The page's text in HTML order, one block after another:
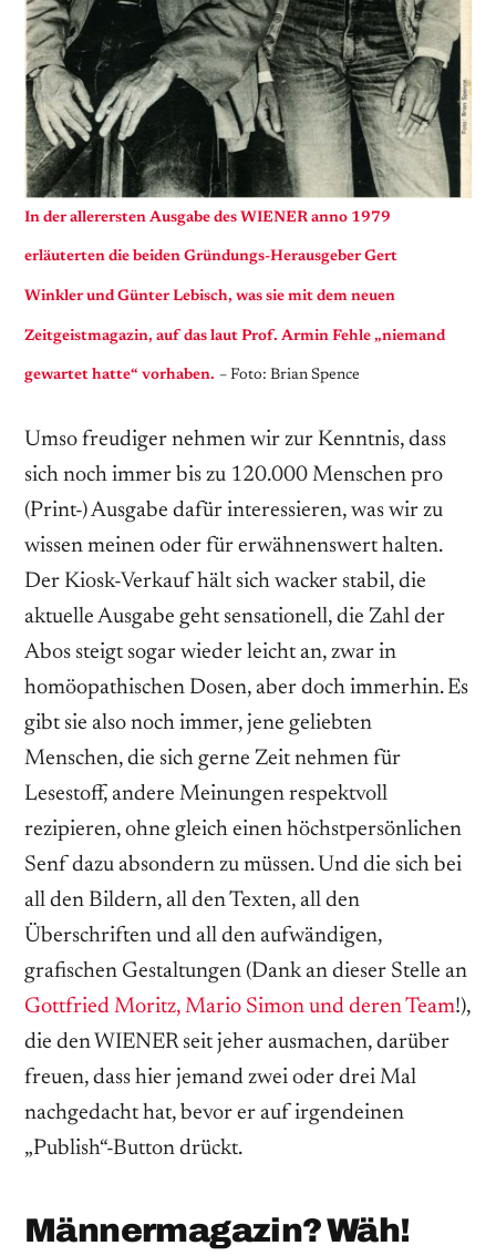
In der allerersten Ausgabe des WIENER anno 1979
erläuterten die beiden Gründungs-Herausgeber Gert
Winkler und Günter Lebisch, was sie mit dem neuen
Zeitgeistmagazin, auf das laut Prof. Armin Fehle „niemand
gewartet hatte“ vorhaben. – Foto: Brian Spence
Umso freudiger nehmen wir zur Kenntnis, dass
sich noch immer bis zu 120.000 Menschen pro
(Print-) Ausgabe dafür interessieren, was wir zu
wissen meinen oder für erwähnenswert halten.
Der Kiosk-Verkauf hält sich wacker stabil, die
aktuelle Ausgabe geht sensationell, die Zahl der
Abos steigt sogar wieder leicht an, zwar in
homöopathischen Dosen, aber doch immerhin. Es
gibt sie also noch immer, jene geliebten
Menschen, die sich gerne Zeit nehmen für
Lesestoff, andere Meinungen respektvoll
rezipieren, ohne gleich einen höchstpersönlichen
Senf dazu absondern zu müssen. Und die sich bei
all den Bildern, all den Texten, all den
Überschriften und all den aufwändigen,
grafischen Gestaltungen (Dank an dieser Stelle an
Gottfried Moritz, Mario Simon und deren Team!),
die den WIENER seit jeher ausmachen, darüber
freuen, dass hier jemand zwei oder drei Mal
nachgedacht hat, bevor er auf irgendeinen
„Publish“-Button drückt.
Männermagazin? Wäh!